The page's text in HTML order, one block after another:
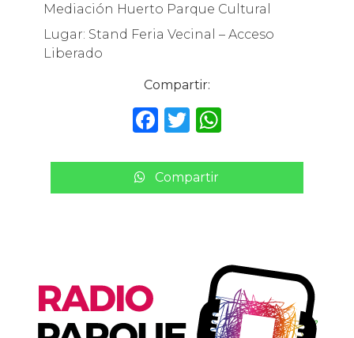
Mediación Huerto Parque Cultural
Lugar: Stand Feria Vecinal – Acceso
Liberado
Compartir:
F
c
e
T
it
te
W
a
ts
p
Compartir